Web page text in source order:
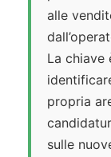
alle
La chiave
propria
sulle